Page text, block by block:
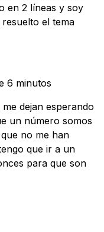
en 2 líneas y soy
el tema
6 minutos
dejan esperando
un número somos
no me han
que ir a un
para que son